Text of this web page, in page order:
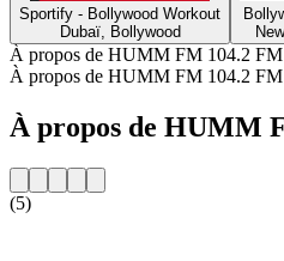
Sportify - Bollywood Workout
Dubaï, Bollywood
À propos de HUMM FM 104.2 FM
À propos de HUMM FM 104.2 FM
À propos de HUMM
(5)